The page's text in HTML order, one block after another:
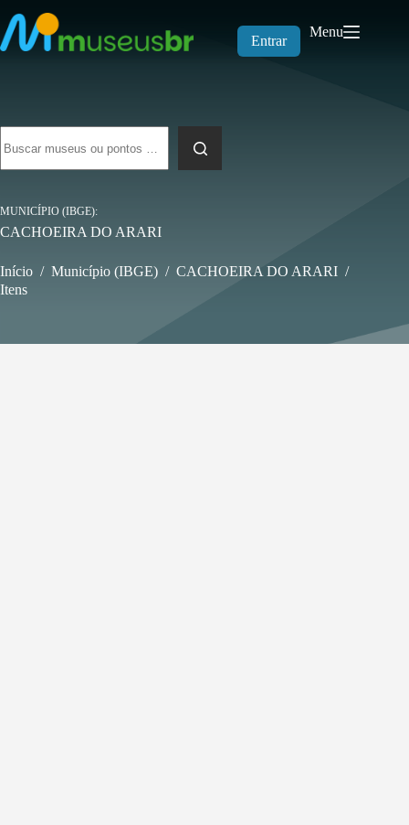
para
o
conteúdo
Entrar
Menu
resultados
MUNICÍPIO (IBGE)
CACHOEIRA DO ARARI
Início / Município (IBGE) / CACHOEIRA DO ARARI /
Itens